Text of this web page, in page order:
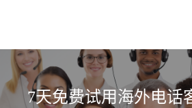
7天免费试用海外电话